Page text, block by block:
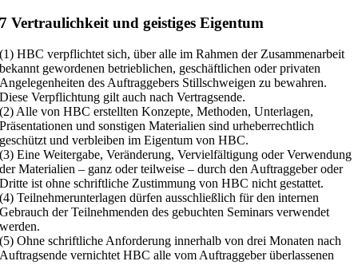
7 Vertraulichkeit und geistiges Eigentum
(1) HBC verpflichtet sich, über alle im Rahmen der Zusammenarbeit
bekannt gewordenen betrieblichen, geschäftlichen oder privaten
Angelegenheiten des Auftraggebers Stillschweigen zu bewahren.
Diese Verpflichtung gilt auch nach Vertragsende.
(2) Alle von HBC erstellten Konzepte, Methoden, Unterlagen,
Präsentationen und sonstigen Materialien sind urheberrechtlich
geschützt und verbleiben im Eigentum von HBC.
(3) Eine Weitergabe, Veränderung, Vervielfältigung oder Verwendung
der Materialien – ganz oder teilweise – durch den Auftraggeber oder
Dritte ist ohne schriftliche Zustimmung von HBC nicht gestattet.
(4) Teilnehmerunterlagen dürfen ausschließlich für den internen
Gebrauch der Teilnehmenden des gebuchten Seminars verwendet
werden.
(5) Ohne schriftliche Anforderung innerhalb von drei Monaten nach
Auftragsende vernichtet HBC alle vom Auftraggeber überlassenen